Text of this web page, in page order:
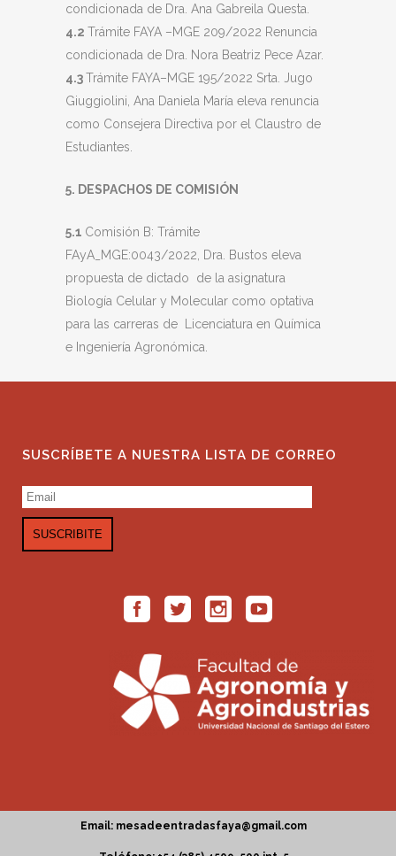
condicionada de Dra. Ana Gabreila Questa.
4.2 Trámite FAYA –MGE 209/2022 Renuncia
condicionada de Dra. Nora Beatriz Pece Azar.
4.3Trámite FAYA–MGE 195/2022 Srta. Jugo
Giuggiolini, Ana Daniela María eleva renuncia
como Consejera Directiva por el Claustro de
Estudiantes.
5. DESPACHOS DE COMISIÓN
5.1 Comisión B: Trámite
FAyA_MGE:0043/2022, Dra. Bustos eleva
propuesta de dictado de la asignatura
Biología Celular y Molecular como optativa
para las carreras de Licenciatura en Química
e Ingeniería Agronómica.
SUSCRÍBETE A NUESTRA LISTA DE CORREO
Email: mesadeentradasfaya@gmail.com